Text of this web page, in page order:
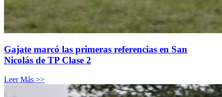
Gajate marcó las primeras referencias en San
Nicolás de TP Clase 2
Leer Más >>